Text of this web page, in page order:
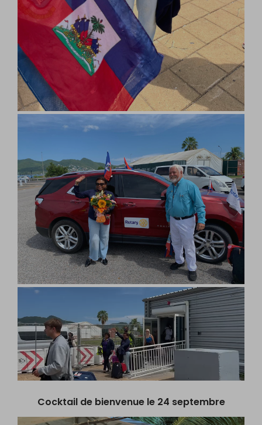
Cocktail de bienvenue le 24 septembre